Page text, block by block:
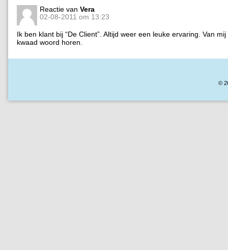
Reactie van Vera
02-08-2011 om 13:23
Ik ben klant bij “De Client”. Altijd weer een leuke ervaring. Van
kwaad woord horen.
©